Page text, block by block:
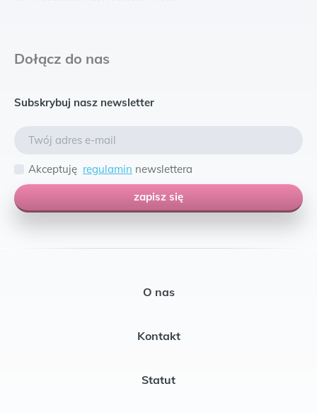
Dołącz do nas
Subskrybuj nasz newsletter
Akceptuję regulamin newslettera
zapisz się
O nas
Kontakt
Statut